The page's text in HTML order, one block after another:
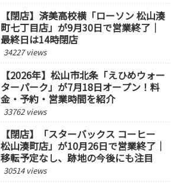
【閉店】済美高校横「ローソン 松山湊
町七丁目店」が9月30日で営業終了｜
最終日は14時閉店
34227 views
【2026年】松山市北条「えひめウォー
ターパーク」が7月18日オープン！料
金・予約・営業時間を紹介
33762 views
【閉店】「スターバックス コーヒー
松山湊町店」が10月26日で営業終了｜
移転予定なし、跡地の今後にも注目
30514 views